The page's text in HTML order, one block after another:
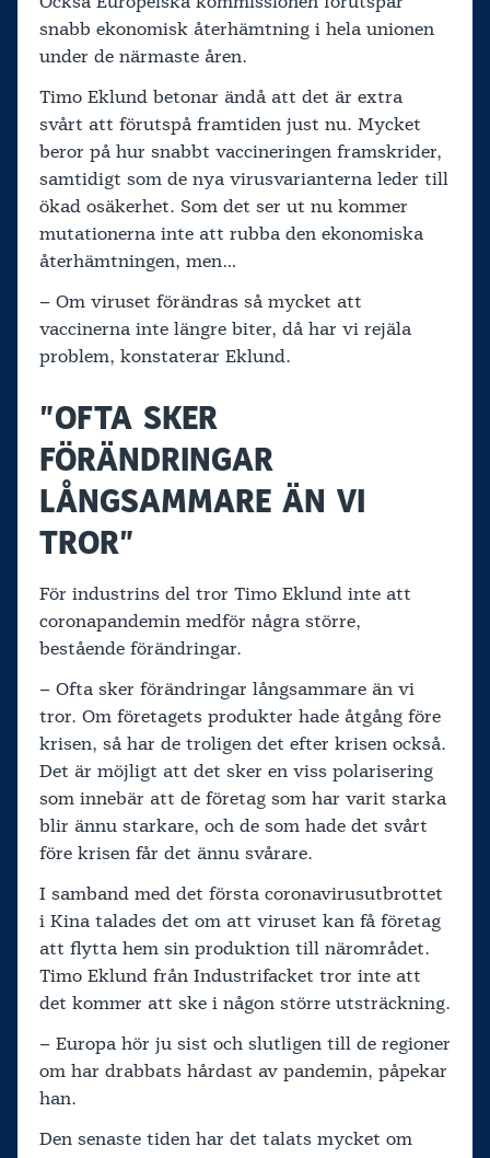
snabb ekonomisk återhämtning i hela unionen
under de närmaste åren.
Timo Eklund betonar ändå att det är extra
svårt att förutspå framtiden just nu. Mycket
beror på hur snabbt vaccineringen framskrider,
samtidigt som de nya virusvarianterna leder till
ökad osäkerhet. Som det ser ut nu kommer
mutationerna inte att rubba den ekonomiska
återhämtningen, men…
– Om viruset förändras så mycket att
vaccinerna inte längre biter, då har vi rejäla
problem, konstaterar Eklund.
”OFTA SKER
FÖRÄNDRINGAR
LÅNGSAMMARE ÄN VI
TROR”
För industrins del tror Timo Eklund inte att
coronapandemin medför några större,
bestående förändringar.
– Ofta sker förändringar långsammare än vi
tror. Om företagets produkter hade åtgång före
krisen, så har de troligen det efter krisen också.
Det är möjligt att det sker en viss polarisering
som innebär att de företag som har varit starka
blir ännu starkare, och de som hade det svårt
före krisen får det ännu svårare.
I samband med det första coronavirusutbrottet
i Kina talades det om att viruset kan få företag
att flytta hem sin produktion till närområdet.
Timo Eklund från Industrifacket tror inte att
det kommer att ske i någon större utsträckning.
– Europa hör ju sist och slutligen till de regioner
om har drabbats hårdast av pandemin, påpekar
han.
Den senaste tiden har det talats mycket om